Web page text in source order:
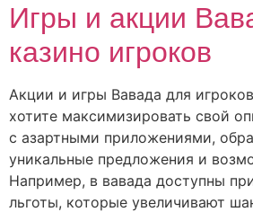
Игры и акции
казино игроков
Акции и игры Вавада для
хотите максимизировать свой
с азартными приложениями,
уникальные предложения и
Например, в вавада доступны
льготы, которые увеличивают